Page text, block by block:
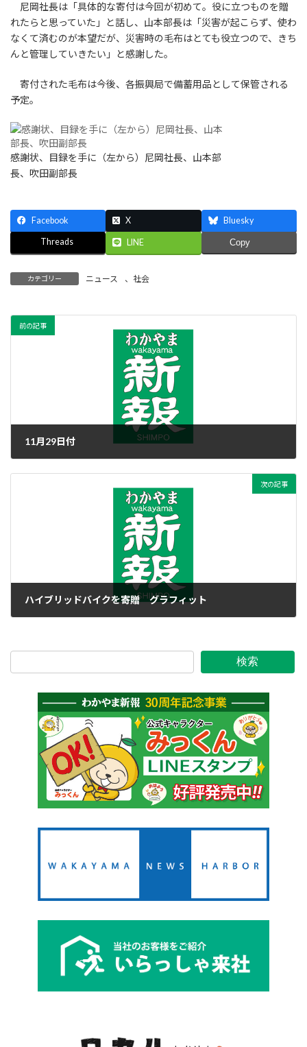
尼岡社長は「具体的な寄付は今回が初めて。役に立つものを贈
れたらと思っていた」と話し、山本部長は「災害が起こらず、使わ
なくて済むのが本望だが、災害時の毛布はとても役立つので、きち
んと管理していきたい」と感謝した。
寄付された毛布は今後、各振興局で備蓄用品として保管される
予定。
感謝状、目録を手に（左から）尼岡社長、山本部
長、吹田副部長
Facebook X Bluesky
Threads LINE Copy
カテゴリー ニュース 、 社会
前の記事
11月29日付
次の記事
ハイブリッドバイクを寄贈 グラフィット
検索